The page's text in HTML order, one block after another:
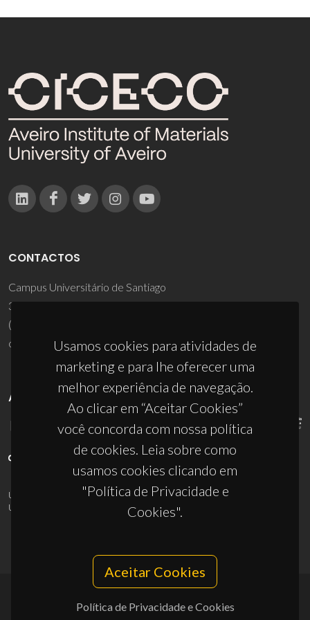
Usamos cookies para atividades de
marketing e para lhe oferecer uma
melhor experiência de navegação.
Ao clicar em “Aceitar Cookies”
você concorda com nossa política
de cookies. Leia sobre como
usamos cookies clicando em
"Política de Privacidade e
Cookies".
Aceitar Cookies
Política de Privacidade e Cookies
CONTACTOS
Campus Universitário de Santiago
3810-193 Aveiro - Portugal
(+351) 234 370 200
ciceco@ua.pt
APOIOS
UID/PRR/50011/2025(DOI:10.54499/UID/PRR/50011/2025
UID/PRR2/50011/2025
10.54499/UID/PRR2/50011/2025
© 2026, CICECO